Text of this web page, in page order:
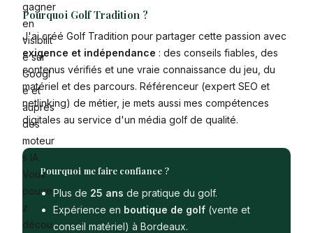
gagner
en
visibilit
é sur
Googl
e et
auprès
des
moteur
s IA.
Vous
pouve
z
décou
Pourquoi Golf Tradition ?
J'ai créé Golf Tradition pour partager cette passion avec
exigence et indépendance : des conseils fiables, des
contenus vérifiés et une vraie connaissance du jeu, du
matériel et des parcours. Référenceur (expert SEO et
netlinking) de métier, je mets aussi mes compétences
digitales au service d'un média golf de qualité.
Pourquoi me faire confiance ?
Plus de 25 ans de pratique du golf.
Expérience en boutique de golf (vente et
conseil matériel) à Bordeaux.